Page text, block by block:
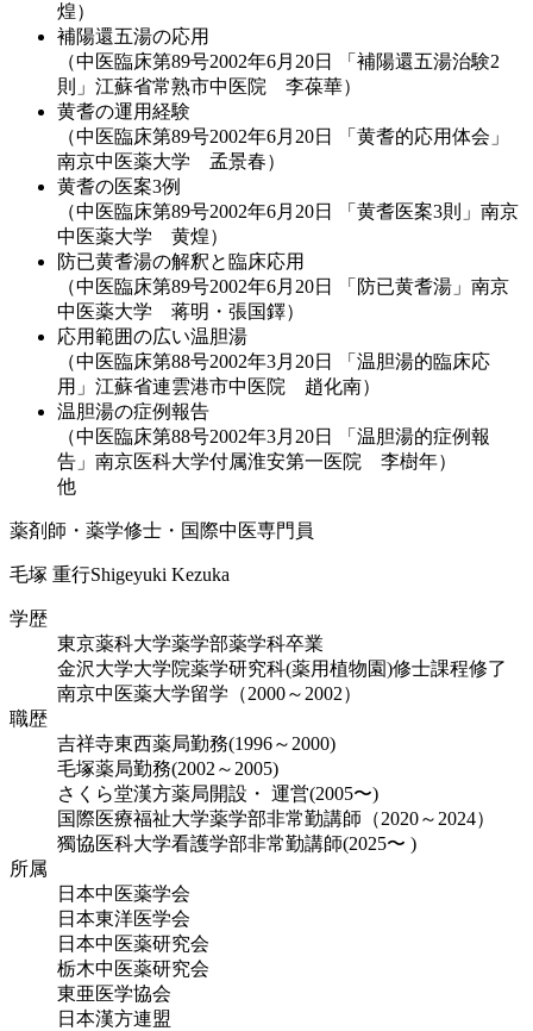
煌）
補陽還五湯の応用
（中医臨床第89号2002年6月20日 「補陽還五湯治験2
則」江蘇省常熟市中医院 李葆華）
黄耆の運用経験
（中医臨床第89号2002年6月20日 「黄耆的応用体会」
南京中医薬大学 孟景春）
黄耆の医案3例
（中医臨床第89号2002年6月20日 「黄耆医案3則」南京
中医薬大学 黄煌）
防已黄耆湯の解釈と臨床応用
（中医臨床第89号2002年6月20日 「防已黄耆湯」南京
中医薬大学 蒋明・張国鐸）
応用範囲の広い温胆湯
（中医臨床第88号2002年3月20日 「温胆湯的臨床応
用」江蘇省連雲港市中医院 趙化南）
温胆湯の症例報告
（中医臨床第88号2002年3月20日 「温胆湯的症例報
告」南京医科大学付属淮安第一医院 李樹年）
他
薬剤師・薬学修士・国際中医専門員
毛塚 重行Shigeyuki Kezuka
学歴
東京薬科大学薬学部薬学科卒業
金沢大学大学院薬学研究科(薬用植物園)修士課程修了
南京中医薬大学留学（2000～2002）
職歴
吉祥寺東西薬局勤務(1996～2000)
毛塚薬局勤務(2002～2005)
さくら堂漢方薬局開設・ 運営(2005〜)
国際医療福祉大学薬学部非常勤講師（2020～2024）
獨協医科大学看護学部非常勤講師(2025〜 )
所属
日本中医薬学会
日本東洋医学会
日本中医薬研究会
栃木中医薬研究会
東亜医学協会
日本漢方連盟